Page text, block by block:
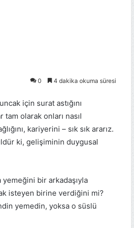
0 4 dakika okuma süresi
için surat astığını
olarak onları nasıl
kariyerini – sık sık ararız.
ki, gelişiminin duygusal
yemeğini bir arkadaşıyla
isteyen birine verdiğini mi?
yemedin, yoksa o süslü